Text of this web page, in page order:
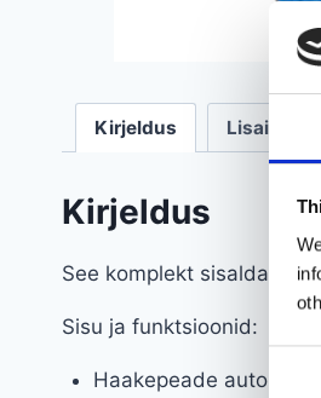
Kirjeldus Lisainfo
Kirjeldus
See komplekt sisaldab
Sisu ja funktsioonid:
Haakepeade